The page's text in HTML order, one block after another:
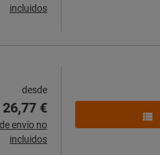
incluidos
desde
26,77 €
envío no
incluidos